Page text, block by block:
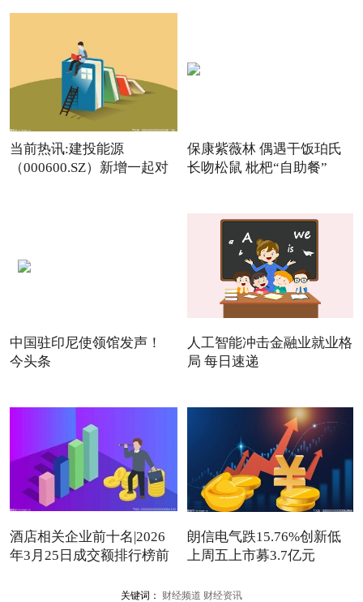
当前热讯:建投能源
（000600.SZ）新增一起对
保康紫薇林 偶遇干饭珀氏
长吻松鼠 枇杷“自助餐”
中国驻印尼使领馆发声！
今头条
人工智能冲击金融业就业格
局 每日速递
酒店相关企业前十名|2026
年3月25日成交额排行榜前
朗信电气跌15.76%创新低
上周五上市募3.7亿元
关键词： 财经频道 财经资讯